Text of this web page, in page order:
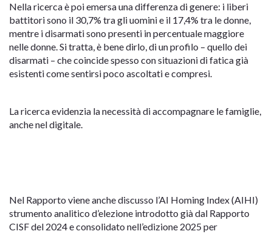
Nella ricerca è poi emersa una differenza di genere: i liberi
battitori sono il 30,7% tra gli uomini e il 17,4% tra le donne,
mentre i disarmati sono presenti in percentuale maggiore
nelle donne. Si tratta, è bene dirlo, di un profilo – quello dei
disarmati – che coincide spesso con situazioni di fatica già
esistenti come sentirsi poco ascoltati e compresi.
La ricerca evidenzia la necessità di accompagnare le famiglie,
anche nel digitale.
Nel Rapporto viene anche discusso l’AI Homing Index (AIHI)
strumento analitico d’elezione introdotto già dal Rapporto
CISF del 2024 e consolidato nell’edizione 2025 per